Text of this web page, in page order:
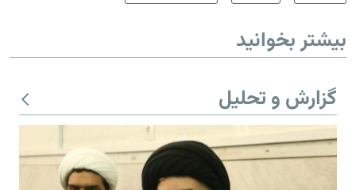
بیشتر بخوانید
گزارش و تحلیل